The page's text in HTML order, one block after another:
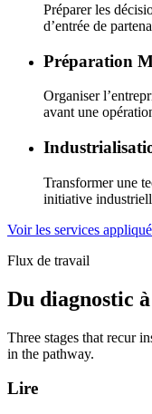
Préparer les
d’entrée de
Préparation
Organiser
avant une
Transformer une
initiative
Voir les services
Flux de travail
Du diagnostic
Three stages that recur
in the pathway.
Lire